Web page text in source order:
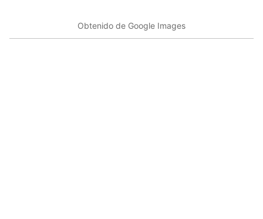
Obtenido de Google Images